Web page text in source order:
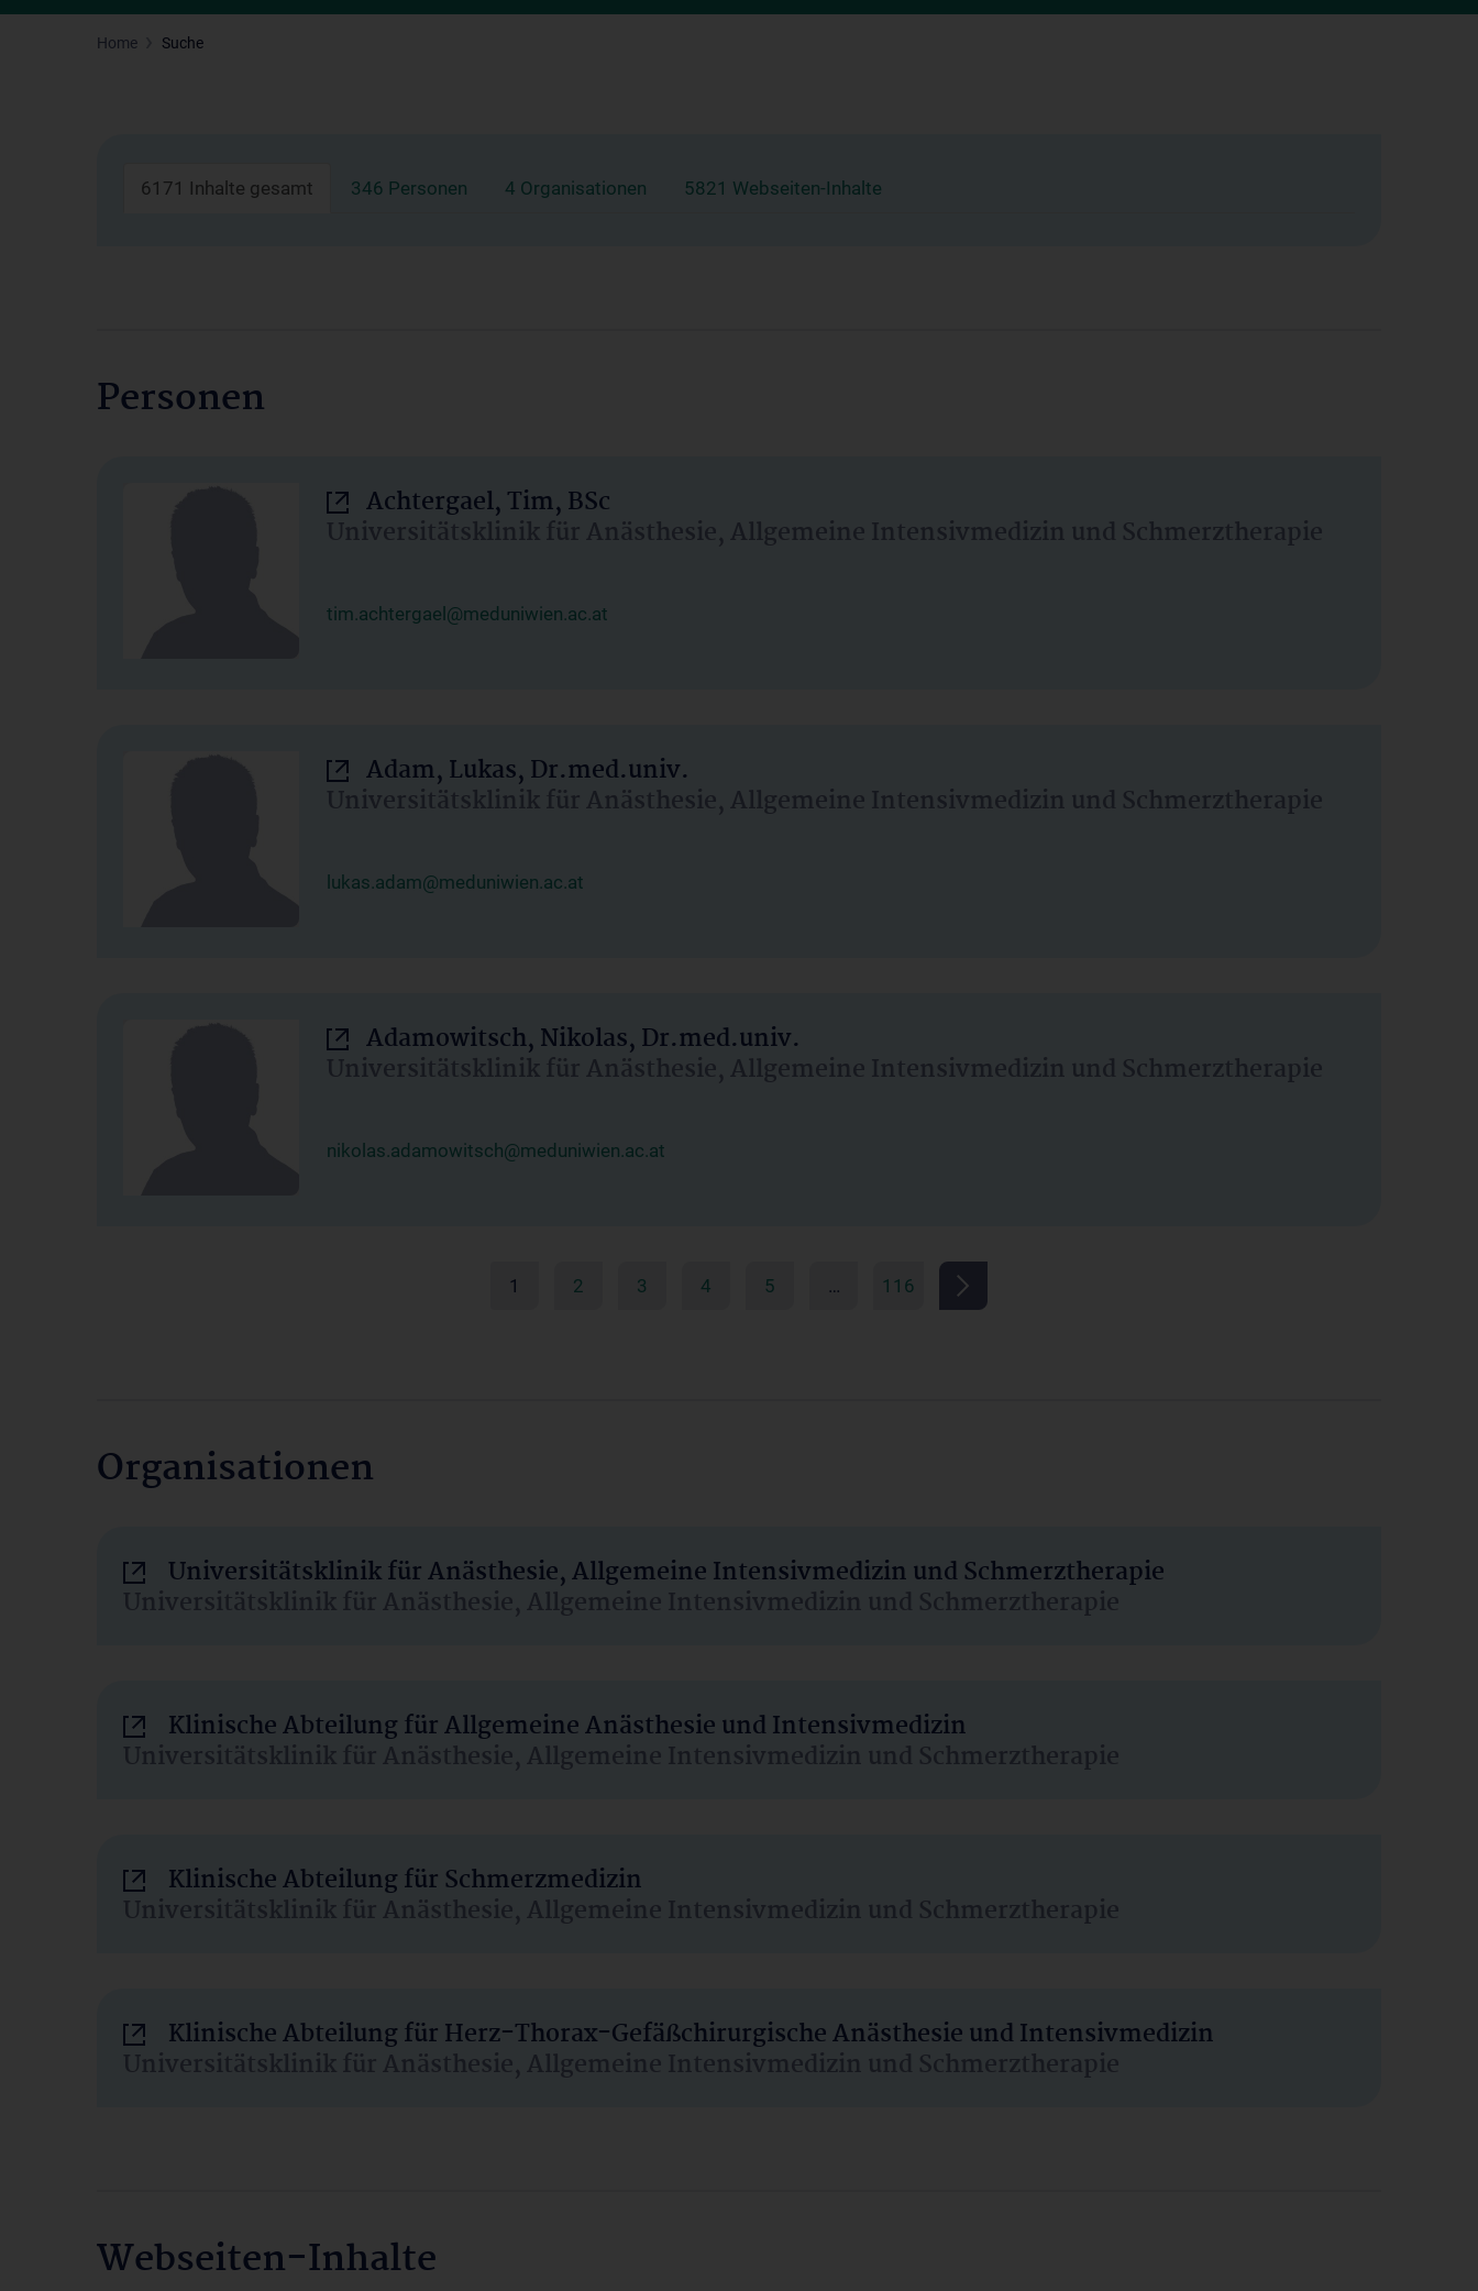
Home Suche
6171 Inhalte gesamt 346 Personen 4 Organisationen 5821 Webseiten-Inhalte
Personen
Achtergael, Tim, BSc
Universitätsklinik für Anästhesie, Allgemeine Intensivmedizin und Schmerztherapie
tim.achtergael@meduniwien.ac.at
Adam, Lukas, Dr.med.univ.
Universitätsklinik für Anästhesie, Allgemeine Intensivmedizin und Schmerztherapie
lukas.adam@meduniwien.ac.at
Adamowitsch, Nikolas, Dr.med.univ.
Universitätsklinik für Anästhesie, Allgemeine Intensivmedizin und Schmerztherapie
nikolas.adamowitsch@meduniwien.ac.at
1 2 3 4 5 … 116
Organisationen
Universitätsklinik für Anästhesie, Allgemeine Intensivmedizin und Schmerztherapie
Universitätsklinik für Anästhesie, Allgemeine Intensivmedizin und Schmerztherapie
Klinische Abteilung für Allgemeine Anästhesie und Intensivmedizin
Universitätsklinik für Anästhesie, Allgemeine Intensivmedizin und Schmerztherapie
Klinische Abteilung für Schmerzmedizin
Universitätsklinik für Anästhesie, Allgemeine Intensivmedizin und Schmerztherapie
Klinische Abteilung für Herz-Thorax-Gefäßchirurgische Anästhesie und Intensivmedizin
Universitätsklinik für Anästhesie, Allgemeine Intensivmedizin und Schmerztherapie
Webseiten-Inhalte